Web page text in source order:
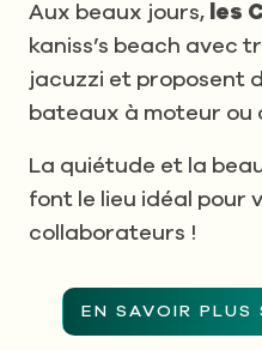
Aux beaux jours, les
kaniss’s beach avec
jacuzzi et proposent
bateaux à moteur ou
La quiétude et la
font le lieu idéal pour
collaborateurs !
EN SAVOIR PLUS